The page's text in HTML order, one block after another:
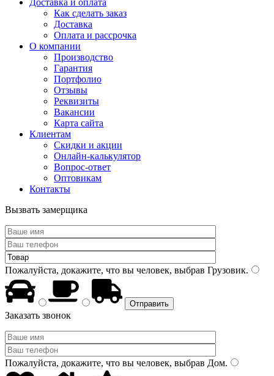
Доставка и оплата
Как сделать заказ
Доставка
Оплата и рассрочка
О компании
Производство
Гарантия
Портфолио
Отзывы
Реквизиты
Вакансии
Карта сайта
Клиентам
Скидки и акции
Онлайн-калькулятор
Вопрос-ответ
Оптовикам
Контакты
Вызвать замерщика
Пожалуйста, докажите, что вы человек, выбрав Грузовик.
Заказать звонок
Пожалуйста, докажите, что вы человек, выбрав Дом.